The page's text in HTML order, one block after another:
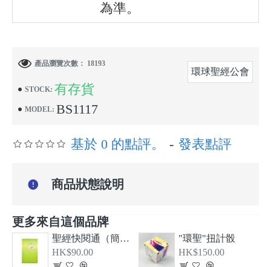
為準。
STOCK: 有存貨
MODEL: BS1117
環球聖經公會
產品瀏覽次數： 18193
基於 0 的點評。 - 發表點評
更多來自這個品牌
聖經快閱通（簡體）
HK$90.00
"環聖"扭計骰
HK$150.00
商品狀態說明